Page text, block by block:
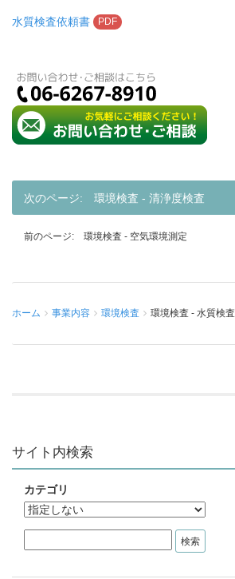
水質検査依頼書 PDF
環境検査 - 清浄度検査
環境検査 - 空気環境測定
ホーム 事業内容 環境検査 環境検査 - 水質検査
サイト内検索
カテゴリ